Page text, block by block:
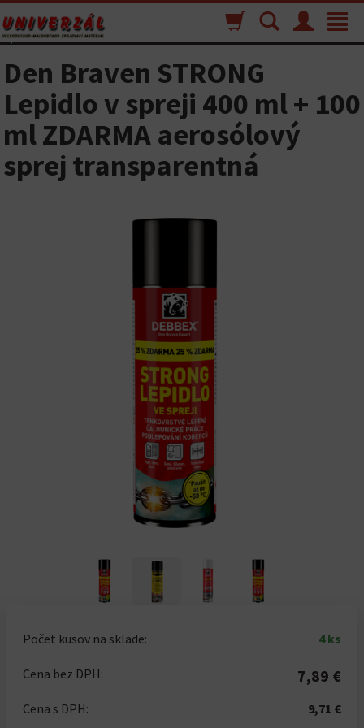
Toggle
Menu
Vyhľadávanie
Nákupný
košík
Den Braven STRONG
Lepidlo v spreji 400 ml + 100
ml ZDARMA aerosólový
sprej transparentná
Počet kusov na sklade: 4 ks
Cena bez DPH: 7,89 €
Cena s DPH: 9,71 €